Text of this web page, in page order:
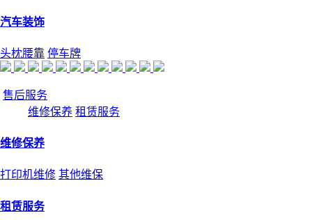
汽车装饰
头枕腰靠 停车牌
售后服务
维修保养 租赁服务
维修保养
打印机维修 其他维保
租赁服务